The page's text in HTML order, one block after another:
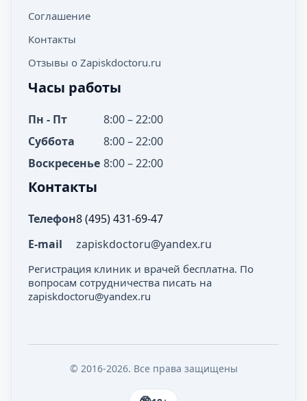
Соглашение
Контакты
Отзывы о Zapiskdoctoru.ru
Часы работы
Пн - Пт
8:00 – 22:00
Суббота
8:00 – 22:00
Воскресенье 8:00 – 22:00
Контакты
Телефон8 (495) 431-69-47
E-mail
zapiskdoctoru@yandex.ru
Регистрация клиник и врачей бесплатна. По
вопросам сотрудничества писать на
zapiskdoctoru@yandex.ru
© 2016-2026. Все права защищены